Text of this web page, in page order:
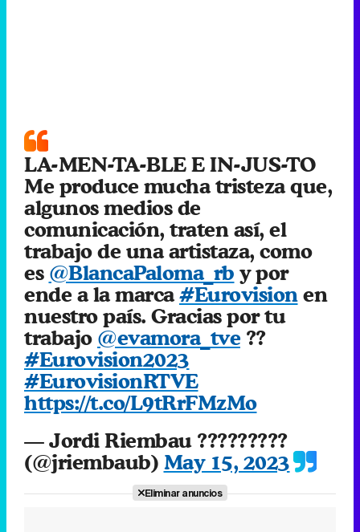
LA-MEN-TA-BLE E IN-JUS-TO
Me produce mucha tristeza que,
algunos medios de
comunicación, traten así, el
trabajo de una artistaza, como
es @BlancaPaloma_rb y por
ende a la marca#Eurovisionen
nuestro país. Gracias por tu
trabajo @evamora_tve??
#Eurovision2023
#EurovisionRTVE
https://t.co/L9tRrFMzMo
— Jordi Riembau ?????????
(@jriembaub) May 15, 2023
Eliminar anuncios